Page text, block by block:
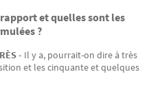
et quelles sont les
?
- Il y a, pourrait-on dire à très
et les cinquante et quelques